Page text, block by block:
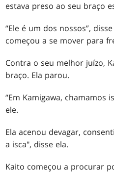
estava preso ao seu braço
“Ele é um dos nossos”,
começou a se mover para
Contra o seu melhor juízo,
braço. Ela parou.
“Em Kamigawa, chamamos
ele.
Ela acenou devagar,
a isca", disse ela.
Kaito começou a procurar